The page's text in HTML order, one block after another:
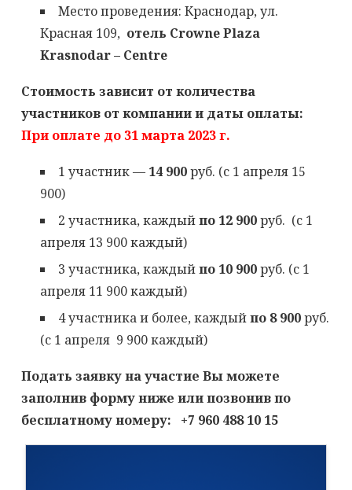
Место проведения: Краснодар, ул.
Красная 109, отель Crowne Plaza
Krasnodar – Centre
Стоимость зависит от количества
участников от компании и даты оплаты:
При оплате до 31 марта 2023 г.
1 участник — 14 900руб. (с 1 апреля 15
900)
2 участника, каждыйпо 12 900руб. (с 1
апреля 13 900 каждый)
3 участника, каждыйпо 10 900руб. (с 1
апреля 11 900 каждый)
4 участника и более, каждыйпо 8 900руб.
(с 1 апреля 9 900 каждый)
Подать заявку на участие Вы можете
заполнив форму ниже или позвонив по
бесплатному номеру: +7 960 488 10 15